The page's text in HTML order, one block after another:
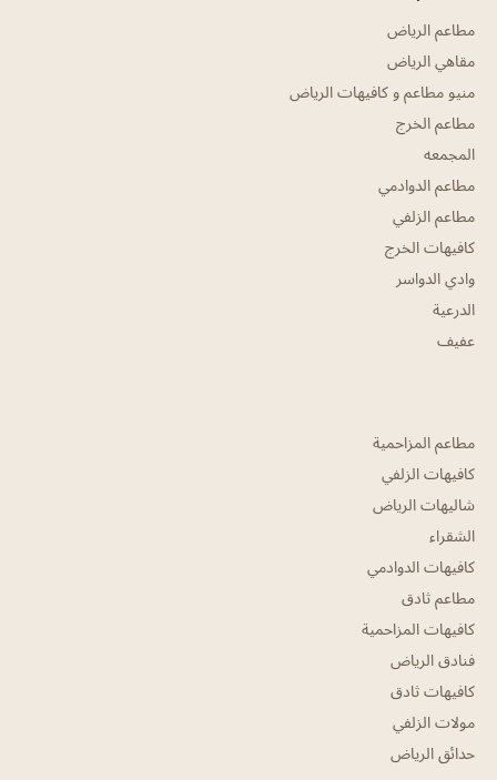
مطاعم الرياض
مقاهي الرياض
منيو مطاعم و كافيهات الرياض
مطاعم الخرج
المجمعه
مطاعم الدوادمي
مطاعم الزلفي
كافيهات الخرج
وادي الدواسر
الدرعية
عفيف
مطاعم المزاحمية
كافيهات الزلفي
شاليهات الرياض
الشقراء
كافيهات الدوادمي
مطاعم ثادق
كافيهات المزاحمية
فنادق الرياض
كافيهات ثادق
مولات الزلفي
حدائق الرياض